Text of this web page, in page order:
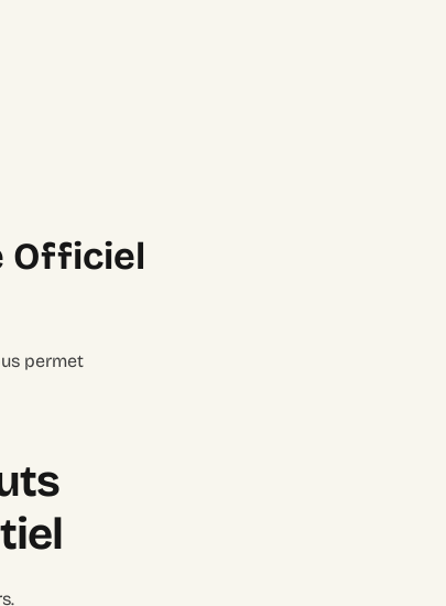
Officiel
permet